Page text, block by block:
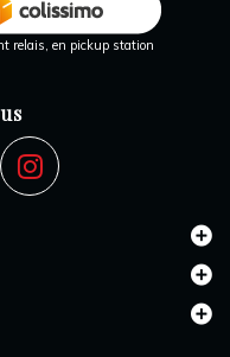
relais, en pickup station